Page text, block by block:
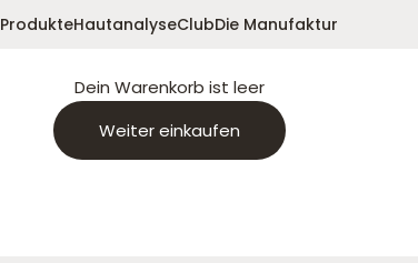
ProdukteHautanalyseClubDie Manufaktur
Dein Warenkorb ist leer
Weiter einkaufen